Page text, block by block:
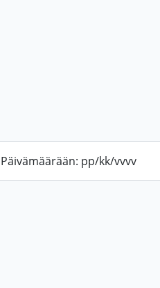
Päivämäärään: pp/kk/vvvv